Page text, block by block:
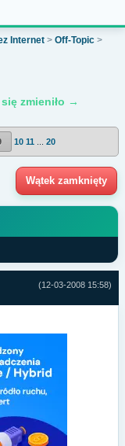
Internet > Off-Topic >
zmieniło →
10 11 20
Wątek zamknięty
(12-03-2008 15:58)